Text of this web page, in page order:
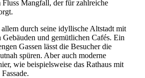
Fluss Mangfall, der für zahlreiche
durch seine idyllische Altstadt mit
Gebäuden und gemütlichen Cafés. Ein
Gassen lässt die Besucher die
spüren. Aber auch moderne
wie beispielsweise das Rathaus mit